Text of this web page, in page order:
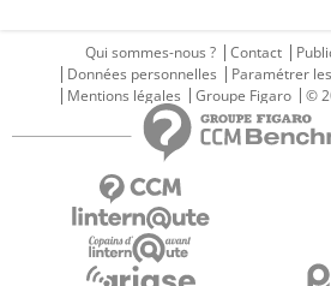
Qui sommes-nous ? Contact
Données personnelles
Paramétrer
Mentions légales
Groupe Figaro ©